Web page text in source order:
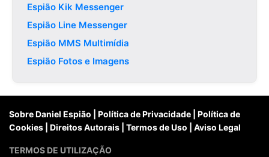
Espião Kik Messenger
Espião Line Messenger
Espião MMS Multimídia
Espião Fotos e Imagens
Sobre Daniel Espião Política de Privacidade
Política de
Cookies
Direitos Autorais Termos de Uso Aviso Legal
TERMOS DE UTILIZAÇÃO